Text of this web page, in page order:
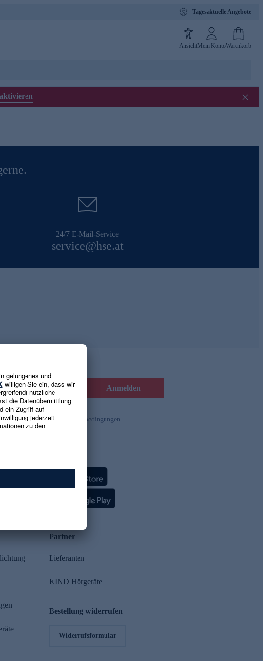
Tagesaktuelle Angebote
AnsichtMein KontoWarenkorb
24/7 E-Mail-Service
service@hse.at
Anmelden
und die Gutscheinbedingungen
Partner
Lieferanten
KIND Hörgeräte
Bestellung widerrufen
Widerrufsformular